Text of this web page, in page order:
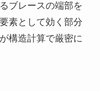
ブレースの端部を
素として効く部分
構造計算で厳密に